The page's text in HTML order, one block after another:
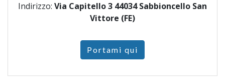
Indirizzo: Via Capitello 3 44034 Sabbioncello San
Vittore (FE)
Portami qui